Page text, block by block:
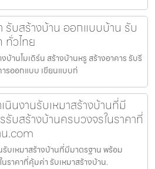
รับสร้างบ้าน ออกแบบบ้าน รับ
ทั่วไทย
บ้านโมเดิร์น สร้างบ้านหรู สร้างอาคาร รับรี
รออกแบบ เขียนแบบก่
นินงานรับเหมาสร้างบ้านที่มี
บสร้างบ้านครบวงจรในราคาที่
.com
รับเหมาสร้างบ้านที่มีมาตรฐาน พร้อม
ราคาที่คุ้มค่า รับเหมาสร้างบ้าน.